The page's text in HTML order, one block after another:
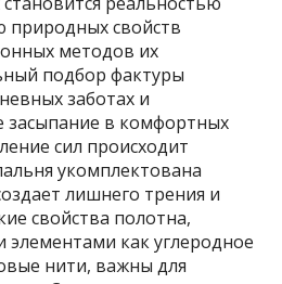
природных свойств
методов их
подбор фактуры
заботах и
засыпание в комфортных
сил происходит
укомплектована
лишнего трения и
свойства полотна,
как углеродное
нити, важны для